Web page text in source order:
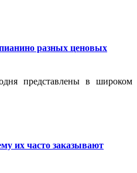
разных ценовых
представлены в широком
их часто заказывают